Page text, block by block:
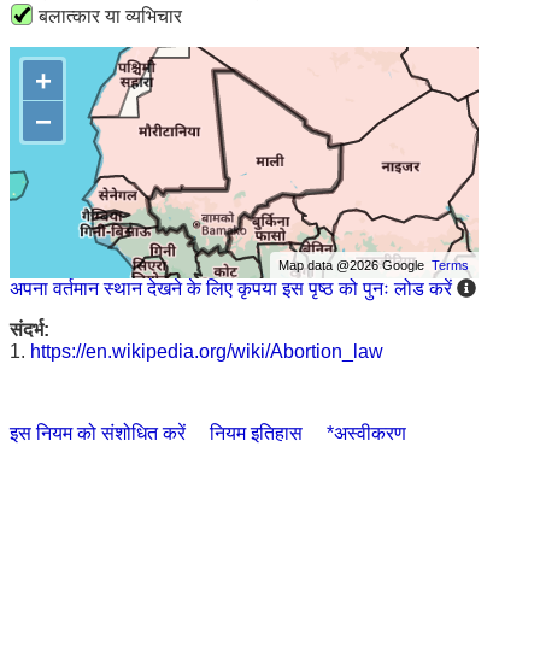
बलात्कार या व्यभिचार
+
−
Map data @2026 GoogleTerms
अपना वर्तमान स्थान देखने के लिए कृपया इस पृष्ठ को पुनः लोड करें
संदर्भ:
1. https://en.wikipedia.org/wiki/Abortion_law
इस नियम को संशोधित करें नियम इतिहास *अस्वीकरण